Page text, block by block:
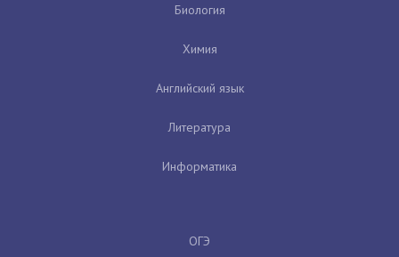
Биология
Химия
Английский язык
Литература
Информатика
ОГЭ